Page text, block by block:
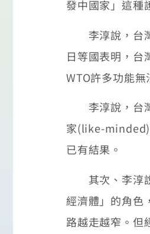
發中國家」這種
李淳說，台灣
日等國表明，台
WTO許多功能無
李淳說，台灣
家(like-minded)
已有結果。
其次、李淳說
經濟體」的角色
路越走越窄。但